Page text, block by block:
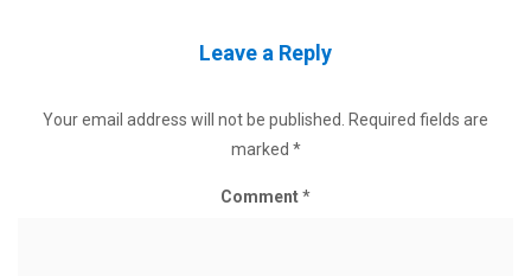
Leave a Reply
Your email address will not be published.
Required fields are
marked *
Comment*